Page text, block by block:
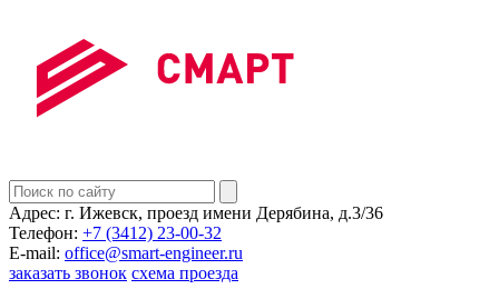
Адрес: г. Ижевск, проезд имени Дерябина, д.3/36
Телефон: +7 (3412) 23-00-32
E-mail: office@smart-engineer.ru
заказать звонок схема проезда